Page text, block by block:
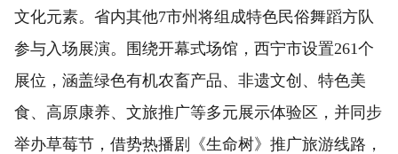
文化元素。省内其他7市州将组成特色民俗舞蹈方队
参与入场展演。围绕开幕式场馆，西宁市设置261个
展位，涵盖绿色有机农畜产品、非遗文创、特色美
食、高原康养、文旅推广等多元展示体验区，并同步
举办草莓节，借势热播剧《生命树》推广旅游线路，